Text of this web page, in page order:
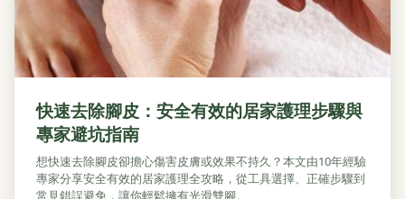
快速去除腳皮：安全有效的居家護理步驟與
專家避坑指南
想快速去除腳皮卻擔心傷害皮膚或效果不持久？本文由10年經驗
專家分享安全有效的居家護理全攻略，從工具選擇、正確步驟到